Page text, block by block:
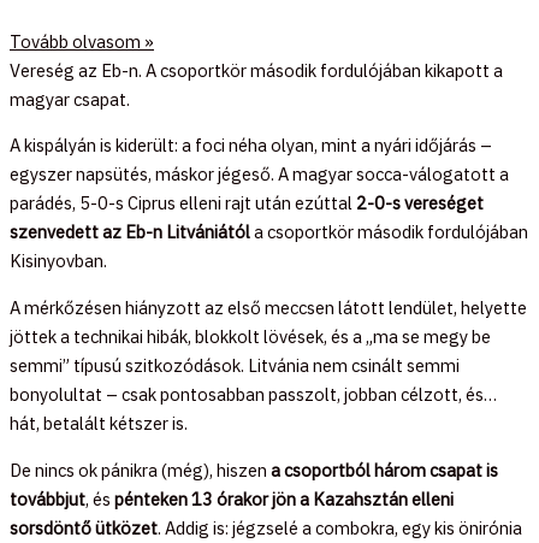
Tovább olvasom »
Vereség az Eb-n. A csoportkör második fordulójában kikapott a
magyar csapat.
A kispályán is kiderült: a foci néha olyan, mint a nyári időjárás –
egyszer napsütés, máskor jégeső. A magyar socca-válogatott a
parádés, 5-0-s Ciprus elleni rajt után ezúttal 2-0-s vereséget
szenvedett az Eb-n Litvániátóla csoportkör második fordulójában
Kisinyovban.
A mérkőzésen hiányzott az első meccsen látott lendület, helyette
jöttek a technikai hibák, blokkolt lövések, és a „ma se megy be
semmi” típusú szitkozódások. Litvánia nem csinált semmi
bonyolultat – csak pontosabban passzolt, jobban célzott, és…
hát, betalált kétszer is.
De nincs ok pánikra (még), hiszen a csoportból három csapat is
továbbjut, és pénteken 13 órakor jön a Kazahsztán elleni
sorsdöntő ütközet. Addig is: jégzselé a combokra, egy kis önirónia